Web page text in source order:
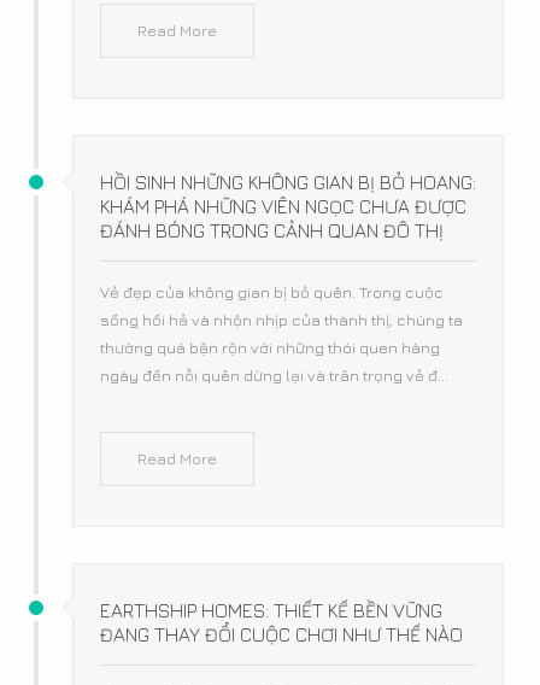
Read More
HỒI SINH NHỮNG KHÔNG GIAN BỊ BỎ HOANG:
KHÁM PHÁ NHỮNG VIÊN NGỌC CHƯA ĐƯỢC
ĐÁNH BÓNG TRONG CẢNH QUAN ĐÔ THỊ
Vẻ đẹp của không gian bị bỏ quên. Trong cuộc
sống hối hả và nhộn nhịp của thành thị, chúng ta
thường quá bận rộn với những thói quen hàng
ngày đến nỗi quên dừng lại và trân trọng vẻ đ...
Read More
EARTHSHIP HOMES: THIẾT KẾ BỀN VỮNG
ĐANG THAY ĐỔI CUỘC CHƠI NHƯ THẾ NÀO